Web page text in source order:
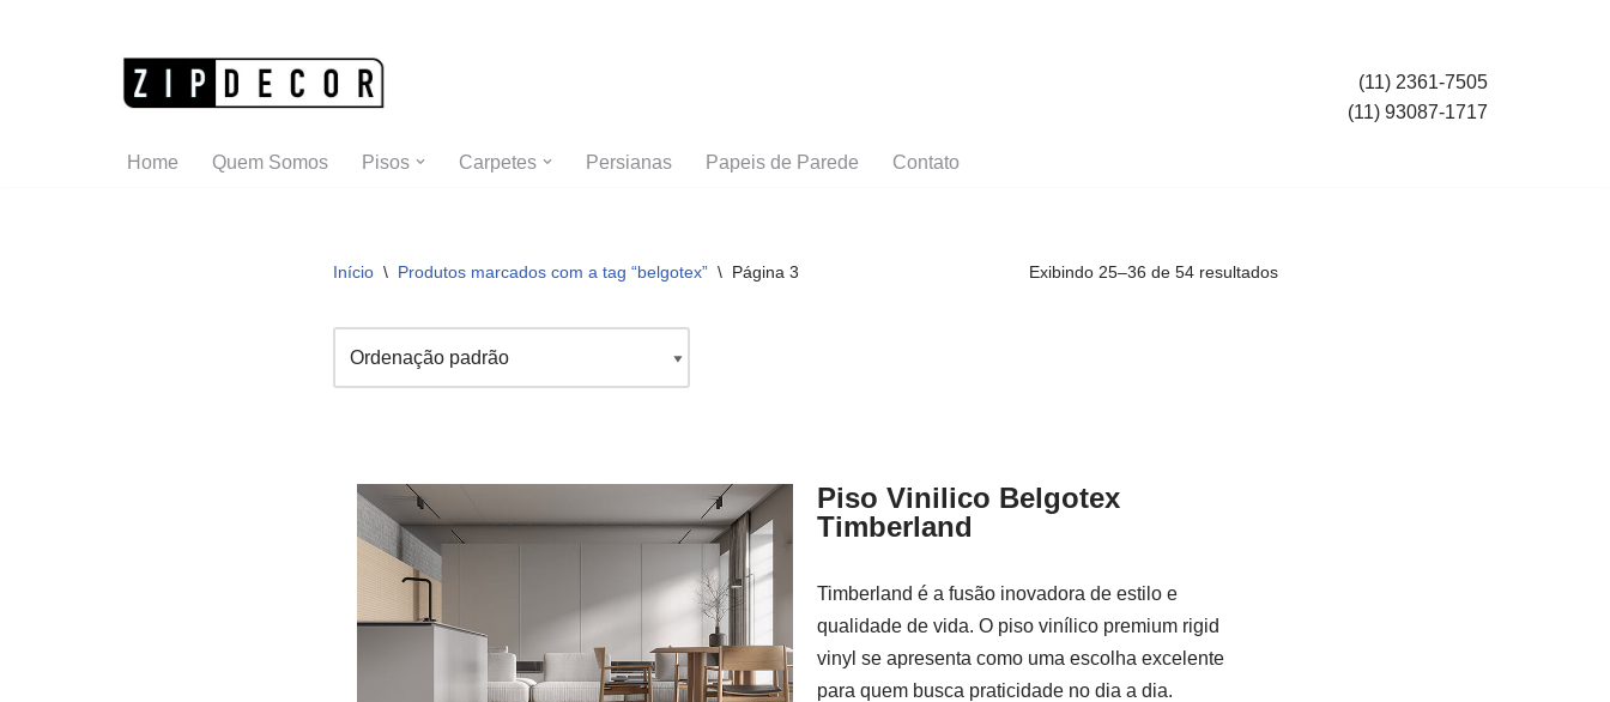
(11) 2361-7505
(11) 93087-1717
Home Quem Somos Pisos Carpetes Persianas Papeis de Parede Contato
Início \ Produtos marcados com a tag “belgotex” \ Página 3 Exibindo 25–36 de 54 resultados
Piso Vinilico Belgotex
Timberland
Timberland é a fusão inovadora de estilo e
qualidade de vida. O piso vinílico premium rigid
vinyl se apresenta como uma escolha excelente
para quem busca praticidade no dia a dia.